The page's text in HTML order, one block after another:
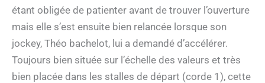
étant obligée de patienter avant de trouver l’ouverture
mais elle s’est ensuite bien relancée lorsque son
jockey, Théo bachelot, lui a demandé d’accélérer.
Toujours bien située sur l’échelle des valeurs et très
bien placée dans les stalles de départ (corde 1), cette